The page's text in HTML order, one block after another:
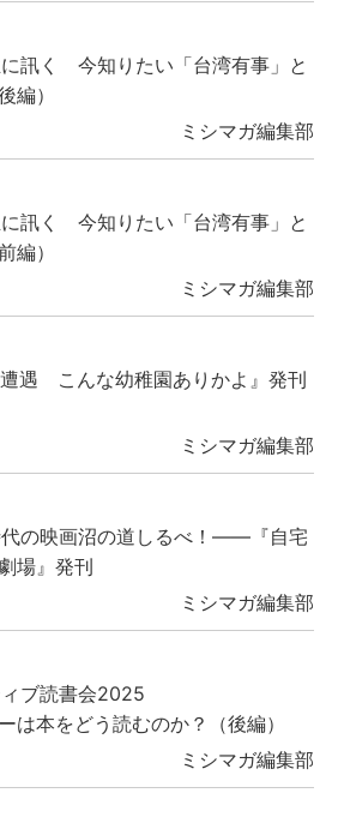
訊く 今知りたい「台湾有事」と
編）
ミシマガ編集部
訊く 今知りたい「台湾有事」と
編）
ミシマガ編集部
遇 こんな幼稚園ありかよ』発刊
ミシマガ編集部
の映画沼の道しるべ！――『自宅
場』発刊
ミシマガ編集部
ブ読書会2025
本をどう読むのか？（後編）
ミシマガ編集部